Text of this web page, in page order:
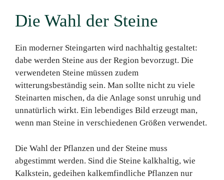
Die Wahl der Steine
Ein moderner Steingarten wird nachhaltig gestaltet:
dabe werden Steine aus der Region bevorzugt. Die
verwendeten Steine müssen zudem
witterungsbeständig sein. Man sollte nicht zu viele
Steinarten mischen, da die Anlage sonst unruhig und
unnatürlich wirkt. Ein lebendiges Bild erzeugt man,
wenn man Steine in verschiedenen Größen verwendet.
Die Wahl der Pflanzen und der Steine muss
abgestimmt werden. Sind die Steine kalkhaltig, wie
Kalkstein, gedeihen kalkemfindliche Pflanzen nur